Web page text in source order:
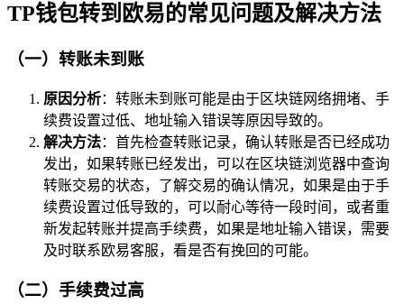
TP钱包转到欧易的常见问题及解决方法
（一）转账未到账
原因分析：转账未到账可能是由于区块链网络拥堵、手
续费设置过低、地址输入错误等原因导致的。
解决方法：首先检查转账记录，确认转账是否已经成功
发出，如果转账已经发出，可以在区块链浏览器中查询
转账交易的状态，了解交易的确认情况，如果是由于手
续费设置过低导致的，可以耐心等待一段时间，或者重
新发起转账并提高手续费，如果是地址输入错误，需要
及时联系欧易客服，看是否有挽回的可能。
（二）手续费过高